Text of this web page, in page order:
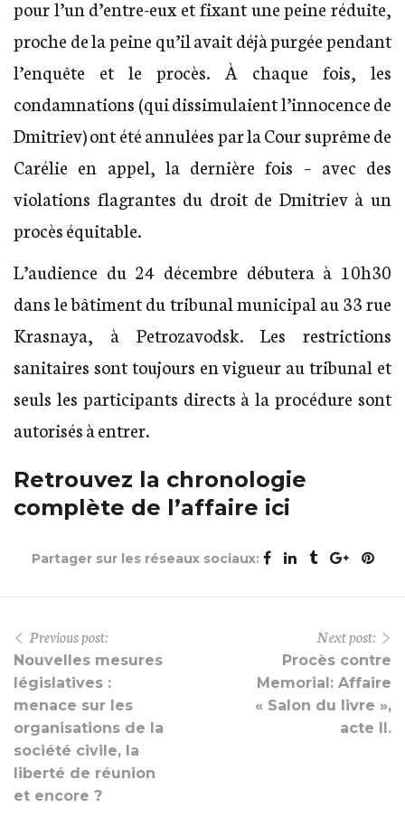
pour l’un d’entre-eux et fixant une peine réduite,
proche de la peine qu’il avait déjà purgée pendant
l’enquête et le procès. À chaque fois, les
condamnations (qui dissimulaient l’innocence de
Dmitriev) ont été annulées par la Cour suprême de
Carélie en appel, la dernière fois – avec des
violations flagrantes du droit de Dmitriev à un
procès équitable.
L’audience du 24 décembre débutera à 10h30
dans le bâtiment du tribunal municipal au 33 rue
Krasnaya, à Petrozavodsk. Les restrictions
sanitaires sont toujours en vigueur au tribunal et
seuls les participants directs à la procédure sont
autorisés à entrer.
Retrouvez la chronologie
complète de l’affaire ici
Partager sur les réseaux sociaux:
Previous post:
Nouvelles mesures
législatives :
menace sur les
organisations de la
société civile, la
liberté de réunion
et encore ?
Next post:
Procès contre
Memorial: Affaire
« Salon du livre »,
acte II.